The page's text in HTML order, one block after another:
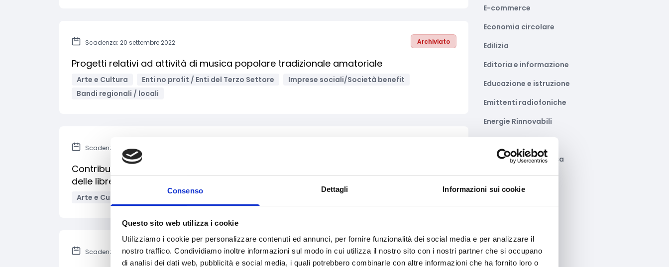
Consenso Dettagli Informazioni sui cookie
Questo sito web utilizza i cookie
Utilizziamo i cookie per personalizzare contenuti ed annunci, per fornire funzionalità dei social media e per analizzare il
nostro traffico. Condividiamo inoltre informazioni sul modo in cui utilizza il nostro sito con i nostri partner che si occupano
di analisi dei dati web, pubblicità e social media, i quali potrebbero combinarle con altre informazioni che ha fornito loro o
Scadenza: 20 settembre 2022 Archiviato
Progetti relativi ad attività di musica popolare tradizionale amatoriale
Arte e Cultura Enti no profit / Enti del Terzo Settore
Imprese sociali/Società benefit
Bandi regionali / locali
Scadenza: 23 settembre 2022
Contributo 2022 per attività di promozione e valorizzazione delle imprese editoriali e
delle librerie del Piemonte
Arte e Cultura
Scadenza: 30 novembre 2022 Archiviato
E-commerce
Economia circolare
Edilizia
Editoria e informazione
Educazione e istruzione
Emittenti radiofoniche
Energie Rinnovabili
Farmaceutico
Farmacia e/o chimica
Fashion
Formazione e lavoro
Fotovoltaico